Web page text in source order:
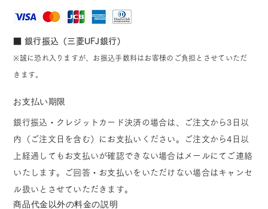
■ 銀行振込（三菱UFJ銀行）
※誠に恐れ入りますが、お振込手数料はお客様のご負担とさせていただ
きます。
お支払い期限
銀行振込・クレジットカード決済の場合は、ご注文から3日以
内（ご注文日を含む）にお支払いください。ご注文から4日以
上経過してもお支払いが確認できない場合はメールにてご連絡
いたします。ご回答・お支払いをいただけない場合はキャンセ
ル扱いとさせていただきます。
商品代金以外の料金の説明